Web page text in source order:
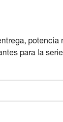
para la